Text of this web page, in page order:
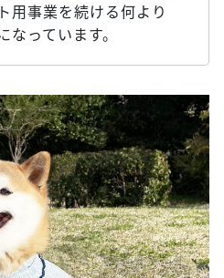
用事業を続ける何より
なっています。